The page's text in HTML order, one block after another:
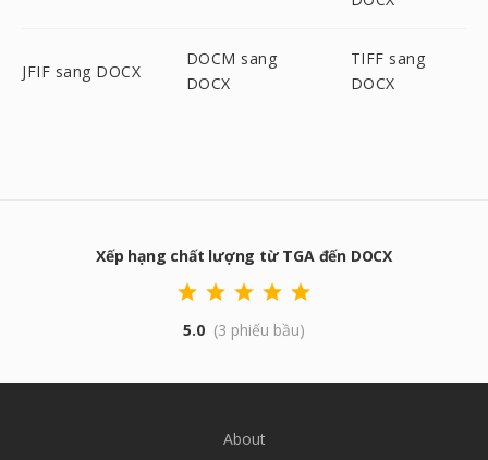
JFIF sang DOCX
DOCM sang
DOCX
TIFF sang
DOCX
Xếp hạng chất lượng từ TGA đến DOCX
5.0 (3 phiếu bầu)
About